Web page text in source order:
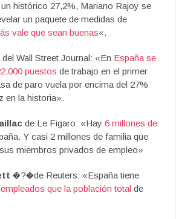
un histórico 27,2%, Mariano Rajoy se
un paquete de medidas de
vale que sean buenas«.
del Wall Street Journal: «En España se
puestos de trabajo en el primer
de paro vuela por encima del 27%
en la historia».
de Le Figaro: «Hay 6 millones de
Y casi 2 millones de familia que
miembros privados de empleo»
�?�de Reuters: «España tiene
que la población total de